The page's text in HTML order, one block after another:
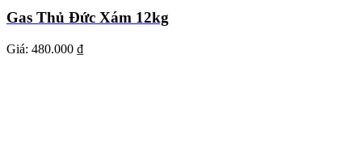
Gas Thủ Đức Xám 12kg
Giá: 480.000 ₫